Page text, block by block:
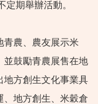
期舉辦活動。
青農、農友展示米
並鼓勵青農展售在地
地方創生文化事業具
、地方創生、米穀倉